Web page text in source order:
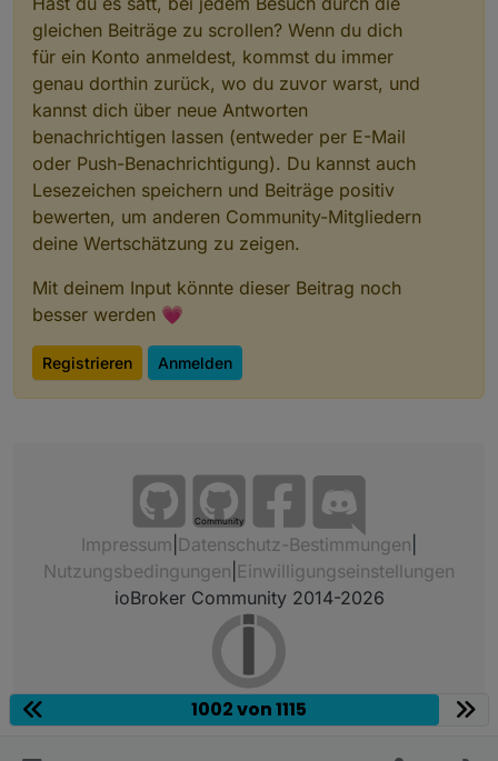
gleichen Beiträge zu scrollen? Wenn du dich
für ein Konto anmeldest, kommst du immer
genau dorthin zurück, wo du zuvor warst, und
kannst dich über neue Antworten
benachrichtigen lassen (entweder per E-Mail
oder Push-Benachrichtigung). Du kannst auch
Lesezeichen speichern und Beiträge positiv
bewerten, um anderen Community-Mitgliedern
deine Wertschätzung zu zeigen.
Mit deinem Input könnte dieser Beitrag noch
besser werden 💗
Registrieren Anmelden
Community
Impressum Datenschutz-Bestimmungen
Nutzungsbedingungen Einwilligungseinstellungen
ioBroker Community 2014-2026
1002 von 1115